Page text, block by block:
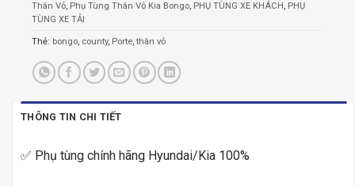
Thân Vỏ, Phụ Tùng Thân Vỏ Kia Bongo, PHỤ TÙNG XE KHÁCH , PHỤ
TÙNG XE TẢI
Thẻ: bongo, county, Porte, thân vỏ
THÔNG TIN CHI TIẾT
✅ Phụ tùng chính hãng Hyundai/Kia 100%